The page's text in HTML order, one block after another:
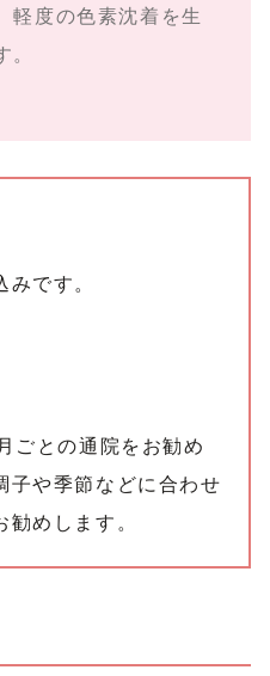
軽度の色素沈着を生
。
です。
ごとの通院をお勧め
子や季節などに合わせ
勧め します。